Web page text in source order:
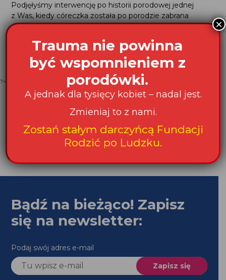
Podjęłyśmy interwencję po historii porodowej jednej
z Was, kiedy córeczka została po porodzie zabrana
matce wbrew jej woli. Minęły prawie dwie doby zanim
pozytywny wynik testu na COVID-19, ale matka miała
wynik...
?>
Bądź na bieżąco! Zapisz
się na newsletter:
Podaj swój adres e-mail
Trauma nie powinna
być wspomnieniem z
porodówki.
A jednak dla tysięcy kobiet – nadal jest.
Zmieniaj to z nami.
Zostań stałym darczyńcą Fundacji
Rodzić po Ludzku.
×